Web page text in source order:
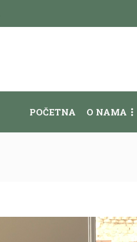
POČETNA O NAMA